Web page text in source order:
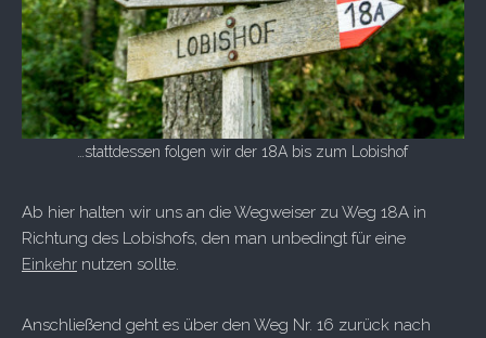
…stattdessen folgen wir der 18A bis zum Lobishof
Ab hier halten wir uns an die Wegweiser zu Weg 18A in
Richtung des Lobishofs, den man unbedingt für eine
Einkehr nutzen sollte.
Anschließend geht es über den Weg Nr. 16 zurück nach